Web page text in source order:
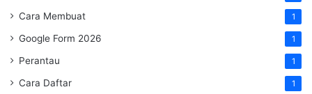
Cara Membuat 1
Google Form 2026 1
Perantau 1
Cara Daftar 1